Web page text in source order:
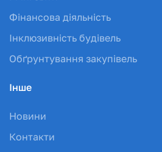
Фінансова діяльність
Інклюзивність будівель
Обґрунтування закупівель
Інше
Новини
Контакти